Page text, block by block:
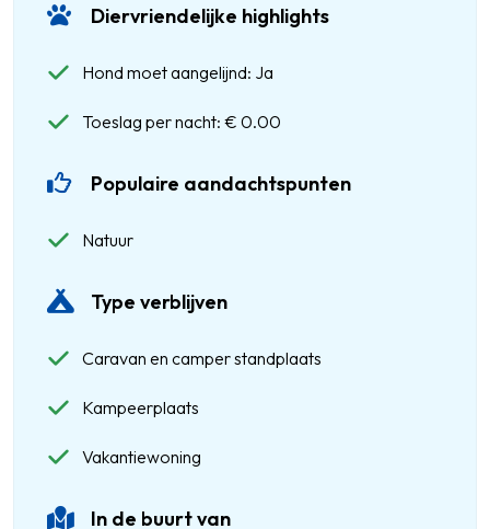
Diervriendelijke highlights
Hond moet aangelijnd: Ja
Toeslag per nacht: € 0.00
Populaire aandachtspunten
Natuur
Type verblijven
Caravan en camper standplaats
Kampeerplaats
Vakantiewoning
In de buurt van